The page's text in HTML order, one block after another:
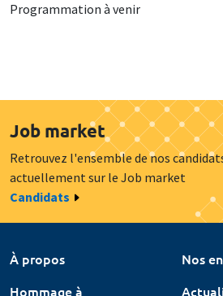
Programmation à venir
Job market
Retrouvez l'ensemble de nos
actuellement sur le Job market
Candidats
À propos
Nos
Hommage à